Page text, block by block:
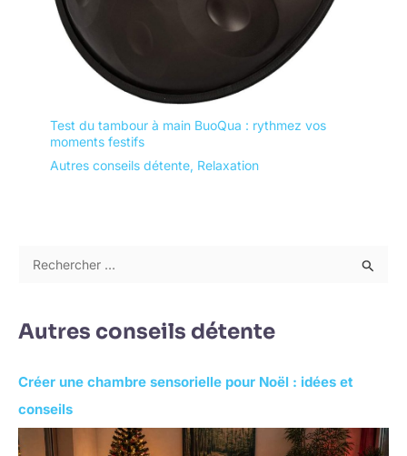
Test du tambour à main BuoQua : rythmez vos
moments festifs
Autres conseils détente, Relaxation
h
Autres conseils détente
Créer une chambre sensorielle pour Noël : idées et
conseils